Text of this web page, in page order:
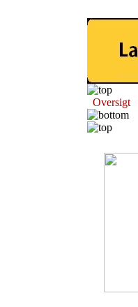
Oversigt